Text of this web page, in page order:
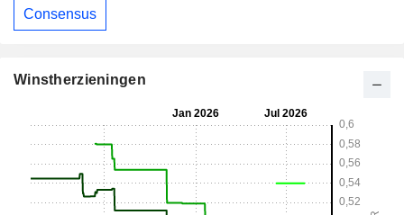
Consensus
Winstherzieningen